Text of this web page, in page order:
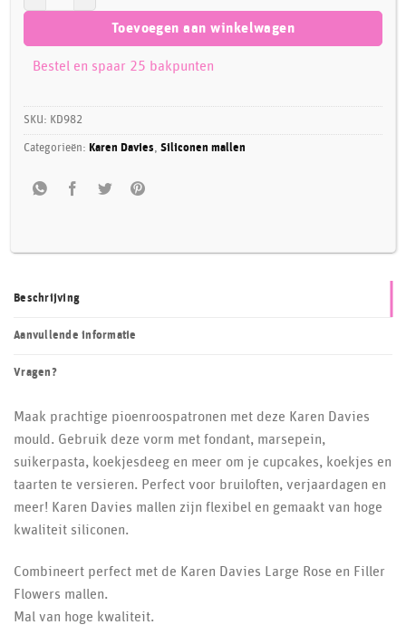
Toevoegen aan winkelwagen
Bestel en spaar 25 bakpunten
SKU: KD982
Categorieën: Karen Davies,Siliconen mallen
Beschrijving
Aanvullende informatie
Vragen?
Maak prachtige pioenroospatronen met deze Karen Davies
mould. Gebruik deze vorm met fondant, marsepein,
suikerpasta, koekjesdeeg en meer om je cupcakes, koekjes en
taarten te versieren. Perfect voor bruiloften, verjaardagen en
meer! Karen Davies mallen zijn flexibel en gemaakt van hoge
kwaliteit siliconen.
Combineert perfect met de Karen Davies Large Rose en Filler
Flowers mallen.
Mal van hoge kwaliteit.